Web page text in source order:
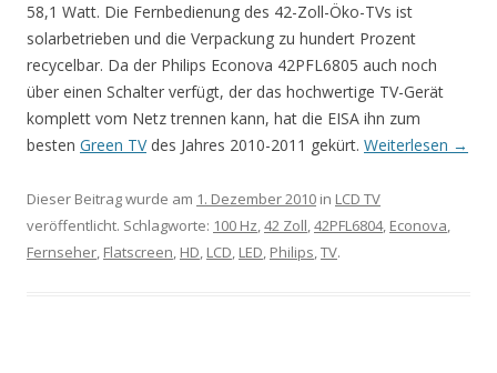
58,1 Watt. Die Fernbedienung des 42-Zoll-Öko-TVs ist
solarbetrieben und die Verpackung zu hundert Prozent
recycelbar. Da der Philips Econova 42PFL6805 auch noch
über einen Schalter verfügt, der das hochwertige TV-Gerät
komplett vom Netz trennen kann, hat die EISA ihn zum
besten Green TVdes Jahres 2010-2011 gekürt. Weiterlesen →
Dieser Beitrag wurde am 1. Dezember 2010 in LCD TV
veröffentlicht. Schlagworte: 100 Hz,42 Zoll,42PFL6804, Econova,
Fernseher, Flatscreen, HD, LCD, LED, Philips,TV.